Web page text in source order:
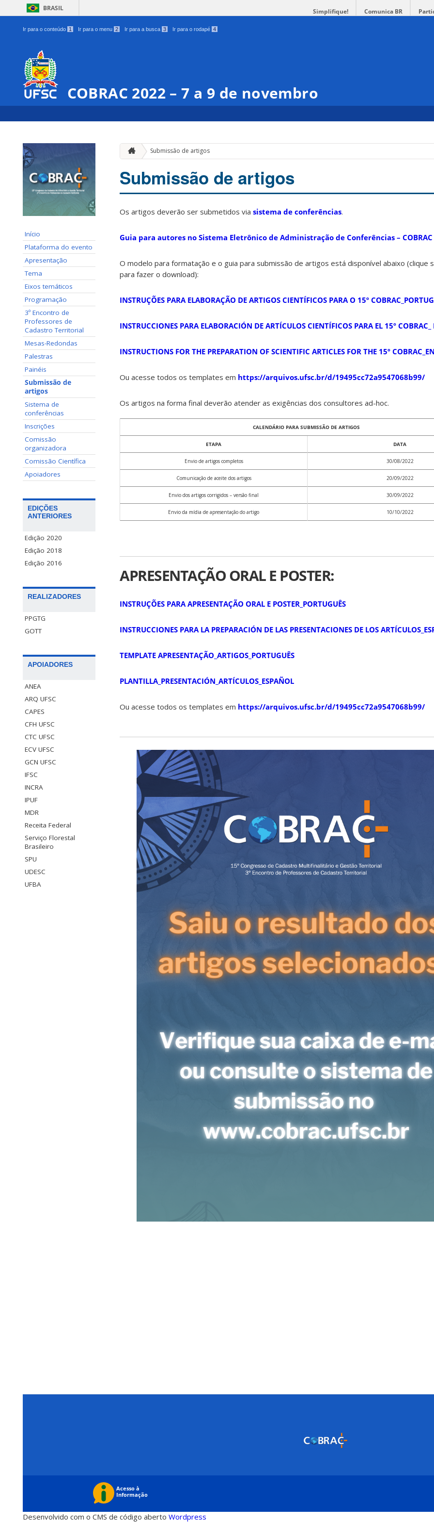
BRASIL Simplifique! Comunica BR
Ir para o conteúdo 1 Ir para o menu 2 Ir para a busca 3 Ir para o rodapé 4
COBRAC 2022 – 7 a 9 de novembro
Início
Plataforma do evento
Apresentação
Tema
Eixos temáticos
Programação
3º Encontro de
Professores de
Cadastro Territorial
Mesas-Redondas
Palestras
Painéis
Submissão de
artigos
Sistema de
conferências
Inscrições
Comissão
organizadora
Comissão Científica
Apoiadores
EDIÇÕES
ANTERIORES
Edição 2020
Edição 2018
Edição 2016
REALIZADORES
PPGTG
GOTT
APOIADORES
ANEA
ARQ UFSC
CAPES
CFH UFSC
CTC UFSC
ECV UFSC
GCN UFSC
IFSC
INCRA
IPUF
MDR
Receita Federal
Serviço Florestal
Brasileiro
SPU
UDESC
UFBA
Submissão de artigos
Submissão de artigos
Os artigos deverão ser submetidos via sistema de conferências.
Guia para autores no Sistema Eletrônico de Administração de Conferências – COBRAC
O modelo para formatação e o guia para submissão de artigos está disponível abaixo (clique
para fazer o download):
INSTRUÇÕES PARA ELABORAÇÃO DE ARTIGOS CIENTÍFICOS PARA O 15º
INSTRUCCIONES PARA ELABORACIÓN DE ARTÍCULOS CIENTÍFICOS PARA EL 15º COBRAC_
INSTRUCTIONS FOR THE PREPARATION OF SCIENTIFIC ARTICLES FOR THE 15º
Ou acesse todos os templates em https://arquivos.ufsc.br/d/19495cc72a9547068b99/
Os artigos na forma final deverão atender as exigências dos consultores ad-hoc.
CALENDÁRIO PARA SUBMISSÃO DE ARTIGOS
ETAPA DATA
Envio de artigos completos 30/08/2022
Comunicação de aceite dos artigos 20/09/2022
Envio dos artigos corrigidos – versão final 30/09/2022
Envio da mídia de apresentação do artigo 10/10/2022
APRESENTAÇÃO ORAL E POSTER:
INSTRUÇÕES PARA APRESENTAÇÃO ORAL E POSTER_PORTUGUÊS
INSTRUCCIONES PARA LA PREPARACIÓN DE LAS PRESENTACIONES DE LOS
TEMPLATE APRESENTAÇÃO_ARTIGOS_PORTUGUÊS
PLANTILLA_PRESENTACIÓN_ARTÍCULOS_ESPAÑOL
Ou acesse todos os templates em https://arquivos.ufsc.br/d/19495cc72a9547068b99/
Desenvolvido com o CMS de código aberto Wordpress